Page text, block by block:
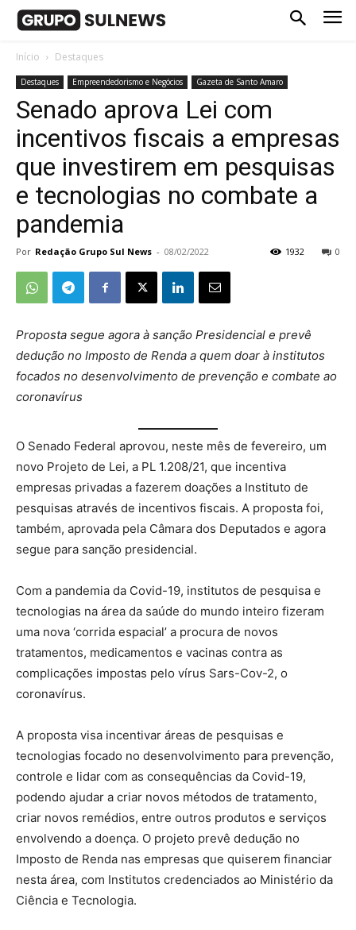
Início Destaques
Destaques Empreendedorismo e Negócios Gazeta de Santo Amaro
Senado aprova Lei com
incentivos fiscais a empresas
que investirem em pesquisas
e tecnologias no combate a
pandemia
Por Redação Grupo Sul News - 08/02/2022 0
1932
Proposta segue agora à sanção Presidencial e prevê
dedução no Imposto de Renda a quem doar à institutos
focados no desenvolvimento de prevenção e combate ao
coronavírus
O Senado Federal aprovou, neste mês de fevereiro, um
novo Projeto de Lei, a PL 1.208/21, que incentiva
empresas privadas a fazerem doações a Instituto de
pesquisas através de incentivos fiscais. A proposta foi,
também, aprovada pela Câmara dos Deputados e agora
segue para sanção presidencial.
Com a pandemia da Covid-19, institutos de pesquisa e
tecnologias na área da saúde do mundo inteiro fizeram
uma nova ‘corrida espacial’ a procura de novos
tratamentos, medicamentos e vacinas contra as
complicações impostas pelo vírus Sars-Cov-2, o
coronavírus.
A proposta visa incentivar áreas de pesquisas e
tecnologias focado no desenvolvimento para prevenção,
controle e lidar com as consequências da Covid-19,
podendo ajudar a criar novos métodos de tratamento,
criar novos remédios, entre outros produtos e serviços
envolvendo a doença. O projeto prevê dedução no
Imposto de Renda nas empresas que quiserem financiar
nesta área, com Institutos credenciados ao Ministério da
Ciência e Tecnologia.